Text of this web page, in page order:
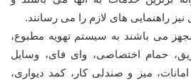
راهنمایی های لازم را می رسانند.
می باشند به سیستم تهویه مطبوع،
حمام اختصاصی، وای فای، وسایل
میز و صندلی کار، کمد دیواری،